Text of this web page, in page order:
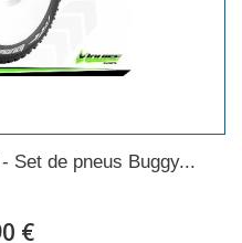
Set de pneus Buggy...
€